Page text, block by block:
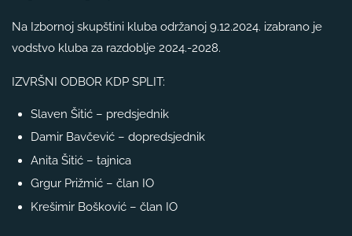
Na Izbornoj skupštini kluba održanoj 9.12.2024. izabrano je
vodstvo kluba za razdoblje 2024.-2028.
IZVRŠNI ODBOR KDP SPLIT:
Slaven Šitić – predsjednik
Damir Bavčević – dopredsjednik
Anita Šitić – tajnica
Grgur Prižmić – član IO
Krešimir Bošković – član IO